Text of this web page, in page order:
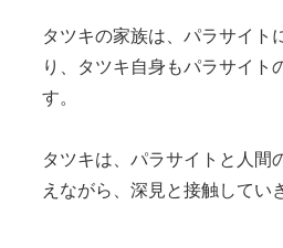
タツキの家族は、パラサイト
り、タツキ自身もパラサイト
す。
タツキは、パラサイトと人間
えながら、深見と接触してい